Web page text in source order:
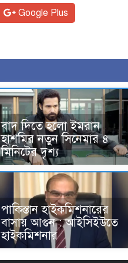
Google Plus
বাদ দিতে হলো ইমরান
হাশমির নতুন সিনেমার ৪
মিনিটের দৃশ্য
পাকিস্তান হাইকমিশনারের
বাসায় আগুন : আইসিইউতে
হাইকমিশনার